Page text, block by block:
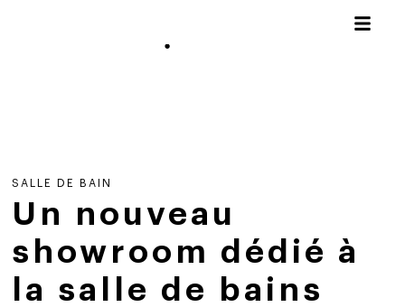
SALLE DE BAIN
Un nouveau
showroom dédié à
la salle de bains